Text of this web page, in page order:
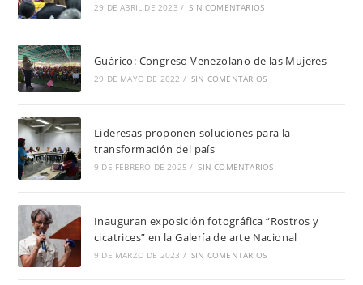
29 DE ABRIL DE 2023 / SIN COMENTARIOS
Guárico: Congreso Venezolano de las Mujeres
29 DE MAYO DE 2022 / SIN COMENTARIOS
Lideresas proponen soluciones para la
transformación del país
9 DE FEBRERO DE 2025 / SIN COMENTARIOS
Inauguran exposición fotográfica “Rostros y
cicatrices” en la Galería de arte Nacional
9 DE MARZO DE 2023 / SIN COMENTARIOS